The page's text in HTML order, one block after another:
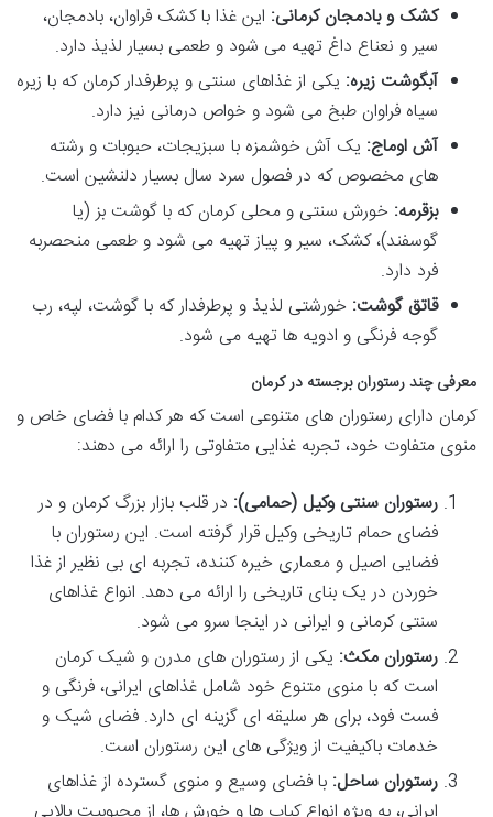
کشک و بادمجان کرمانی: این غذا با کشک فراوان، بادمجان،
سیر و نعناع داغ تهیه می شود و طعمی بسیار لذیذ دارد.
آبگوشت زیره: یکی از غذاهای سنتی و پرطرفدار کرمان که با زیره
سیاه فراوان طبخ می شود و خواص درمانی نیز دارد.
آش اوماج: یک آش خوشمزه با سبزیجات، حبوبات و رشته
های مخصوص که در فصول سرد سال بسیار دلنشین است.
بزقرمه: خورش سنتی و محلی کرمان که با گوشت بز (یا
گوسفند)، کشک، سیر و پیاز تهیه می شود و طعمی منحصربه
فرد دارد.
قاتق گوشت: خورشتی لذیذ و پرطرفدار که با گوشت، لپه، رب
گوجه فرنگی و ادویه ها تهیه می شود.
معرفی چند رستوران برجسته در کرمان
کرمان دارای رستوران های متنوعی است که هر کدام با فضای خاص و
منوی متفاوت خود، تجربه غذایی متفاوتی را ارائه می دهند:
رستوران سنتی وکیل (حمامی): در قلب بازار بزرگ کرمان و در
فضای حمام تاریخی وکیل قرار گرفته است. این رستوران با
فضایی اصیل و معماری خیره کننده، تجربه ای بی نظیر از غذا
خوردن در یک بنای تاریخی را ارائه می دهد. انواع غذاهای
سنتی کرمانی و ایرانی در اینجا سرو می شود.
رستوران مکث: یکی از رستوران های مدرن و شیک کرمان
است که با منوی متنوع خود شامل غذاهای ایرانی، فرنگی و
فست فود، برای هر سلیقه ای گزینه ای دارد. فضای شیک و
خدمات باکیفیت از ویژگی های این رستوران است.
رستوران ساحل: با فضای وسیع و منوی گسترده از غذاهای